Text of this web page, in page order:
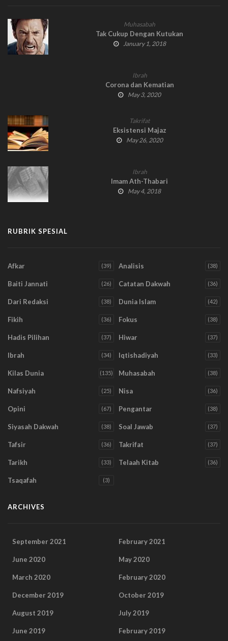
Muhasabah
Tak Cukup Dengan Kutukan
January 1, 2018
Ibrah
Corona dan Kematian
May 3, 2020
Takrifat
Eksistensi Majaz
May 26, 2020
Ibrah
Imam Ath-Thabari
May 4, 2018
RUBRIK SPESIAL
Afkar (39) Analisis (38)
Baiti Jannati (26) Catatan Dakwah (36)
Dari Redaksi (38) Dunia Islam (42)
Fikih (36) Fokus (38)
Hadis Pilihan (37) Hiwar (37)
Ibrah (34) Iqtishadiyah (33)
Kilas Dunia (135) Muhasabah (38)
Nafsiyah (25) Nisa (36)
Opini (67) Pengantar (38)
Siyasah Dakwah (38) Soal Jawab (37)
Tafsir (36) Takrifat (37)
Tarikh (33) Telaah Kitab (36)
Tsaqafah (3)
ARCHIVES
September 2021 February 2021
June 2020 May 2020
March 2020 February 2020
December 2019 October 2019
August 2019 July 2019
June 2019 February 2019